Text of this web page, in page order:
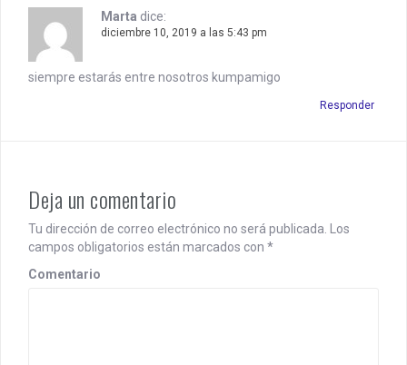
Marta dice:
diciembre 10, 2019 a las 5:43 pm
siempre estarás entre nosotros kumpamigo
Responder
Deja un comentario
Tu dirección de correo electrónico no será publicada. Los
campos obligatorios están marcados con *
Comentario